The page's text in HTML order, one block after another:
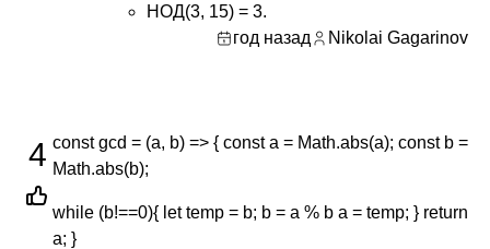
НОД(3, 15) = 3.
год назад
Nikolai Gagarinov
4 const gcd = (a, b) => { const a = Math.abs(a); const b =
Math.abs(b);
while (b!==0){ let temp = b; b = a % b a = temp; } return
a; }